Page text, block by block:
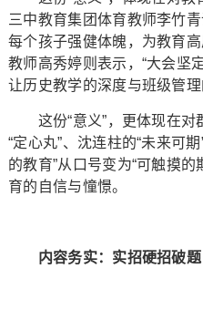
三中教育集团体育教师李竹
每个孩子强健体魄，为教育
教师高秀婷则表示，“大会坚
让历史教学的深度与班级管理
这份“意义”，更体现在对
“定心丸”、沈连柱的“未来可
的教育”从口号变为“可触摸
育的自信与憧憬。
内容务实：实招硬招破题